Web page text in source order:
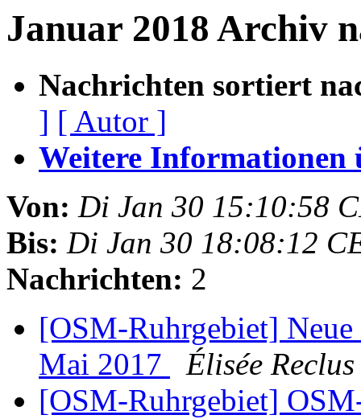
Januar 2018 Archiv
Nachrichten sortiert
] [ Autor ]
Weitere Informationen
Von: Di Jan 30 15:10:58
Bis: Di Jan 30 18:08:12
Nachrichten: 2
[OSM-Ruhrgebiet]
Mai 2017
Élisée Reclus
[OSM-Ruhrgebiet]